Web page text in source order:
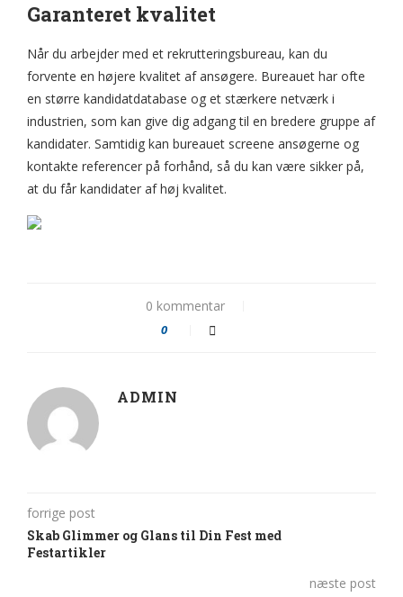
Garanteret kvalitet
Når du arbejder med et rekrutteringsbureau, kan du
forvente en højere kvalitet af ansøgere. Bureauet har ofte
en større kandidatdatabase og et stærkere netværk i
industrien, som kan give dig adgang til en bredere gruppe af
kandidater. Samtidig kan bureauet screene ansøgerne og
kontakte referencer på forhånd, så du kan være sikker på,
at du får kandidater af høj kvalitet.
0 kommentar
0
ADMIN
forrige post
Skab Glimmer og Glans til Din Fest med
Festartikler
næste post